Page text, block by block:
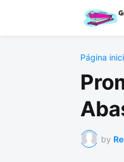
Página
by